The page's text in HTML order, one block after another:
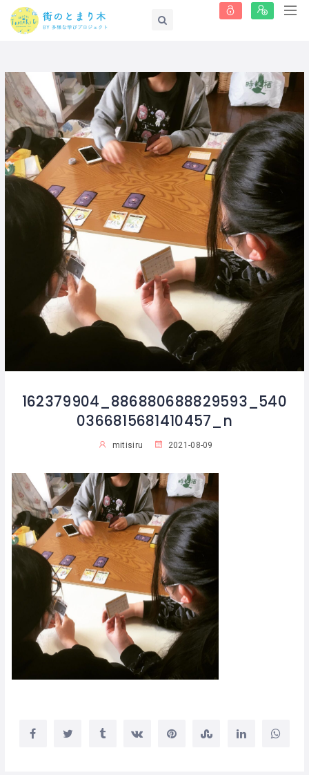
162379904_886880688829593_540
0366815681410457_n
mitisiru 2021-08-09